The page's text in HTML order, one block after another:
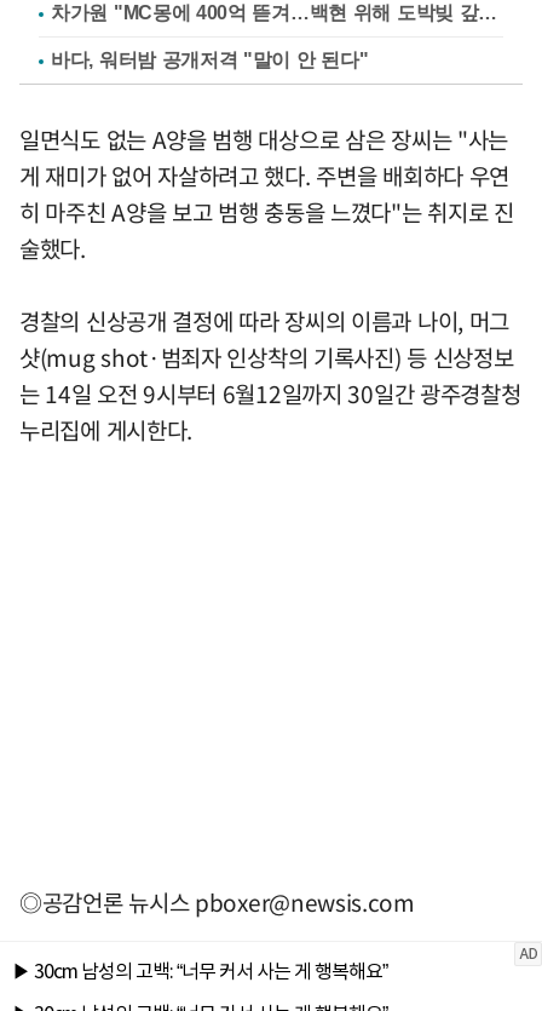
차가원 "MC몽에 400억 뜯겨…백현 위해 도박빚 갚아줘"
바다, 워터밤 공개저격 "말이 안 된다"
일면식도 없는 A양을 범행 대상으로 삼은 장씨는 "사는
게 재미가 없어 자살하려고 했다. 주변을 배회하다 우연
히 마주친 A양을 보고 범행 충동을 느꼈다"는 취지로 진
술했다.
경찰의 신상공개 결정에 따라 장씨의 이름과 나이, 머그
샷(mug shot·범죄자 인상착의 기록사진) 등 신상정보
는 14일 오전 9시부터 6월12일까지 30일간 광주경찰청
누리집에 게시한다.
◎공감언론 뉴시스pboxer@newsis.com